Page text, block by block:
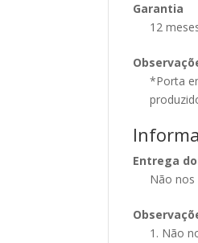
Garantia
12
*Porta
Entrega
Não
1. Não